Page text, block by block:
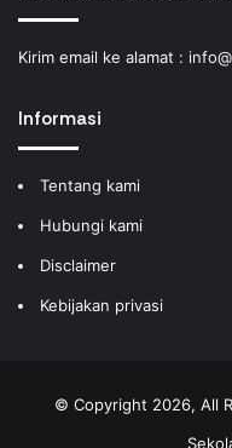
Kirim email ke alamat :
Informasi
Tentang kami
Hubungi kami
Disclaimer
Kebijakan privasi
© Copyright 2026, All